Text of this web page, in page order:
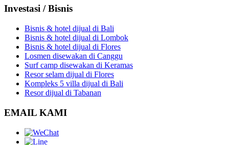
Investasi / Bisnis
Bisnis & hotel dijual di Bali
Bisnis & hotel dijual di Lombok
Bisnis & hotel dijual di Flores
Losmen disewakan di Canggu
Surf camp disewakan di Keramas
Resor selam dijual di Flores
Kompleks 5 villa dijual di Bali
Resor dijual di Tabanan
EMAIL KAMI